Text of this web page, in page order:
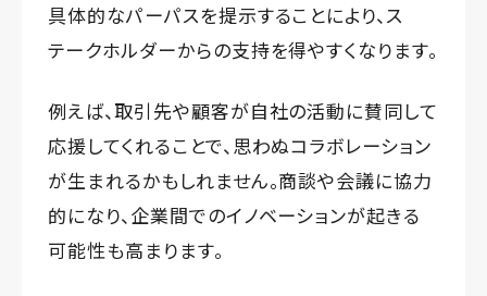
具体的なパーパスを提示することにより、ス
テークホルダーからの支持を得やすくなります。
例えば、取引先や顧客が自社の活動に賛同して
応援してくれることで、思わぬコラボレーション
が生まれるかもしれません。商談や会議に協力
的になり、企業間でのイノベーションが起きる
可能性も高まります。